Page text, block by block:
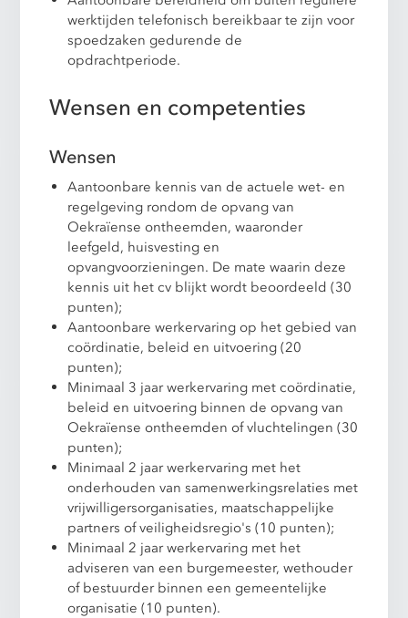
werktijden telefonisch bereikbaar te zijn voor
spoedzaken gedurende de
opdrachtperiode.
Wensen en competenties
Wensen
Aantoonbare kennis van de actuele wet- en
regelgeving rondom de opvang van
Oekraïense ontheemden, waaronder
leefgeld, huisvesting en
opvangvoorzieningen. De mate waarin deze
kennis uit het cv blijkt wordt beoordeeld (30
punten);
Aantoonbare werkervaring op het gebied van
coördinatie, beleid en uitvoering (20
punten);
Minimaal 3 jaar werkervaring met coördinatie,
beleid en uitvoering binnen de opvang van
Oekraïense ontheemden of vluchtelingen (30
punten);
Minimaal 2 jaar werkervaring met het
onderhouden van samenwerkingsrelaties met
vrijwilligersorganisaties, maatschappelijke
partners of veiligheidsregio's (10 punten);
Minimaal 2 jaar werkervaring met het
adviseren van een burgemeester, wethouder
of bestuurder binnen een gemeentelijke
organisatie (10 punten).